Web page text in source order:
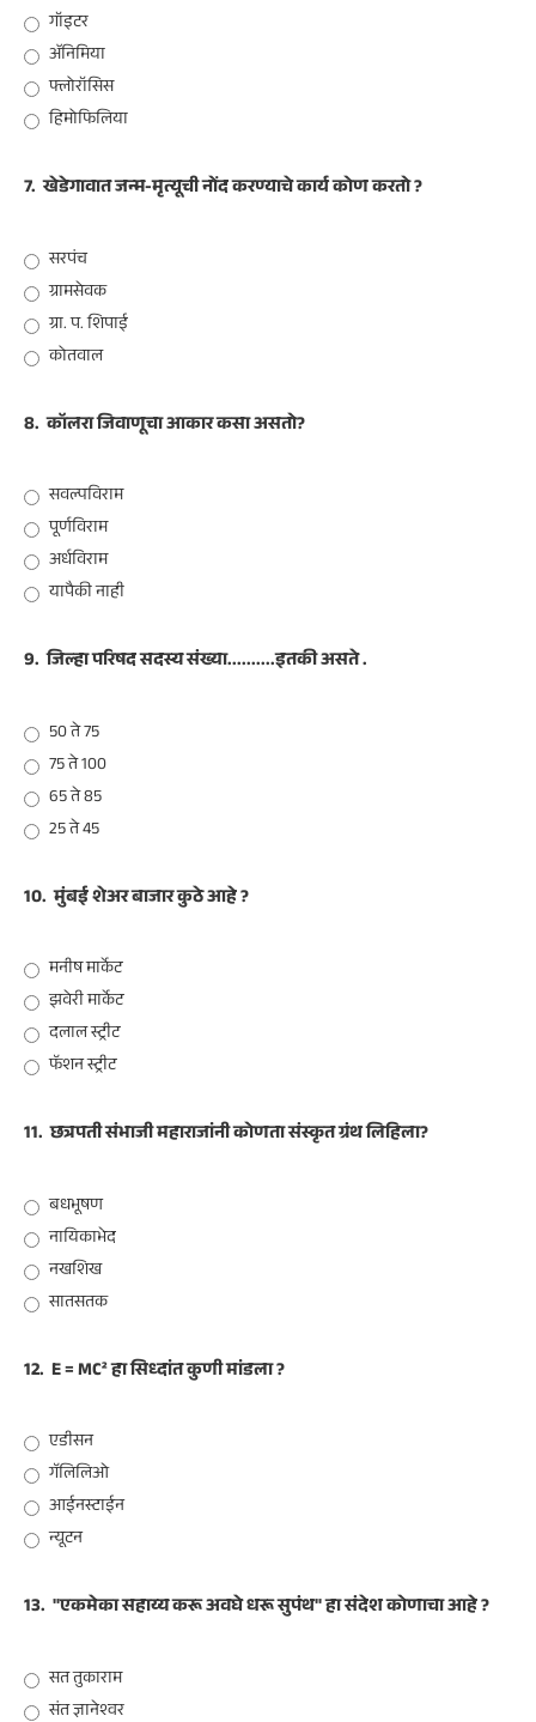
गॉइटर
ॲनिमिया
फ्लोरॉसिस
हिमोफिलिया
7. खेडेगावात जन्म-मृत्यूची नोंद करण्याचे कार्य कोण करतो ?
सरपंच
ग्रामसेवक
ग्रा. प. शिपाई
कोतवाल
8. कॉलरा जिवाणूचा आकार कसा असतो?
सवल्पविराम
पूर्णविराम
अर्धविराम
यापैकी नाही
9. जिल्हा परिषद सदस्य संख्या..........इतकी असते .
50 ते 75
75 ते 100
65 ते 85
25 ते 45
10. मुंबई शेअर बाजार कुठे आहे ?
मनीष मार्केट
झवेरी मार्केट
दलाल स्ट्रीट
फॅशन स्ट्रीट
11. छत्रपती संभाजी महाराजांनी कोणता संस्कृत ग्रंथ लिहिला?
बधभूषण
नायिकाभेद
नखशिख
सातसतक
12. E = MC² हा सिध्दांत कुणी मांडला ?
एडीसन
गॅलिलिओ
आईनस्टाईन
न्यूटन
13. "एकमेका सहाय्य करू अवघे धरू सुपंथ" हा संदेश कोणाचा आहे ?
सत तुकाराम
संत ज्ञानेश्वर